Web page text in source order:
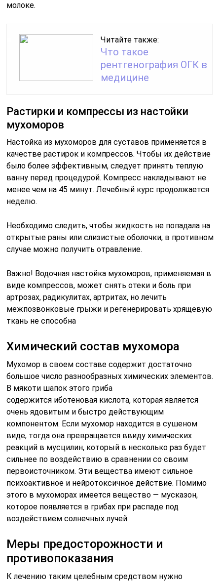
молоке.
Читайте также:
Что такое
рентгенография ОГК в
медицине
Растирки и компрессы из настойки
мухоморов
Настойка из мухоморов для суставов применяется в
качестве растирок и компрессов. Чтобы их действие
было более эффективным, следует принять теплую
ванну перед процедурой. Компресс накладывают не
менее чем на 45 минут. Лечебный курс продолжается
неделю.
Необходимо следить, чтобы жидкость не попадала на
открытые раны или слизистые оболочки, в противном
случае можно получить отравление.
Важно! Водочная настойка мухоморов, применяемая в
виде компрессов, может снять отеки и боль при
артрозах, радикулитах, артритах, но лечить
межпозвонковые грыжи и регенерировать хрящевую
ткань не способна
Химический состав мухомора
Мухомор в своем составе содержит достаточно
большое число разнообразных химических элементов.
В мякоти шапок этого гриба
содержится иботеновая кислота, которая является
очень ядовитым и быстро действующим
компонентом. Если мухомор находится в сушеном
виде, тогда она превращается ввиду химических
реакций в мусцилин, который в несколько раз будет
сильнее по воздействию в сравнении со своим
первоисточником. Эти вещества имеют сильное
психоактивное и нейротоксичное действие. Помимо
этого в мухоморах имеется вещество — мусказон,
которое появляется в грибах при распаде под
воздействием солнечных лучей.
Меры предосторожности и
противопоказания
К лечению таким целебным средством нужно